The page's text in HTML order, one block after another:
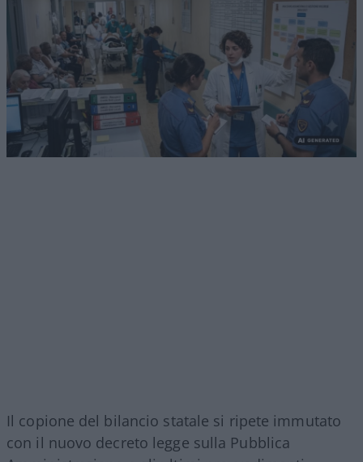
Il copione del bilancio statale si ripete immutato
con il nuovo decreto legge sulla Pubblica